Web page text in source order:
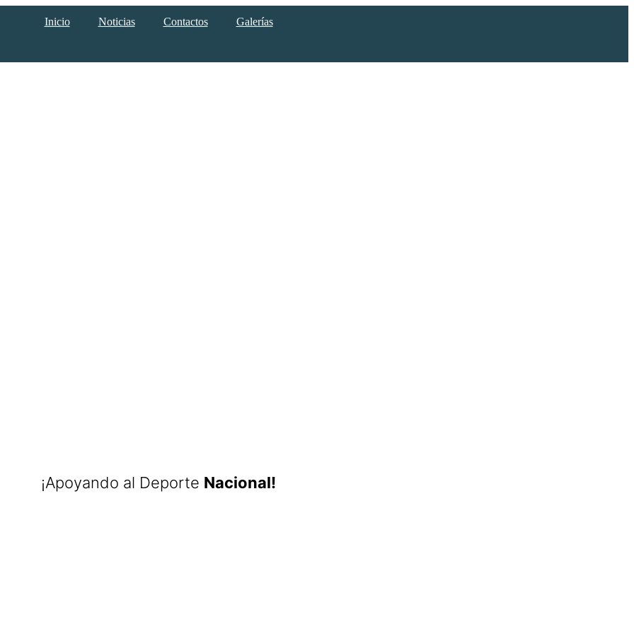
Inicio Noticias Contactos Galerías
¡Apoyando al Deporte Nacional!